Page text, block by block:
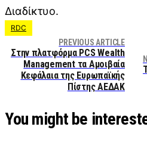
Διαδίκτυο.
RDC
PREVIOUS ARTICLE
Στην πλατφόρμα PCS Wealth
Management τα Αμοιβαία
Κεφάλαια της Ευρωπαϊκής
Πίστης ΑΕΔΑΚ
You might be